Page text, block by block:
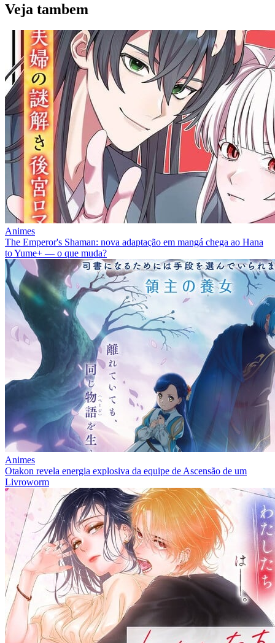
Veja tambem
Animes
The Emperor's Shaman: nova adaptação em mangá chega ao Hana
to Yume+ — o que muda?
Animes
Otakon revela energia explosiva da equipe de Ascensão de um
Livroworm